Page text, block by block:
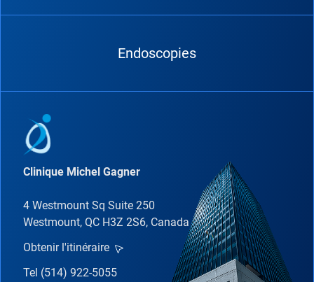
Endoscopies
Clinique Michel Gagner
4 Westmount Sq Suite 250
Westmount, QC H3Z 2S6, Canada
Obtenir l'itinéraire
Tel (514) 922-5055